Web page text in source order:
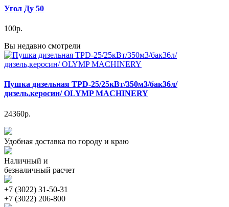
Угол Ду 50
100р.
Вы недавно смотрели
Пушка дизельная TPD-25/25кВт/350м3/бак36л/
дизель,керосин/ OLYMP MACHINERY
24360р.
Удобная доставка по городу и краю
Наличный и
безналичный расчет
+7 (3022) 31-50-31
+7 (3022) 206-800